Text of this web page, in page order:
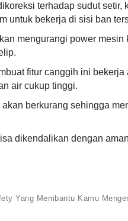
terhadap sudut setir,
untuk bekerja di sisi ban
mengurangi power mesin
fitur canggih ini
air cukup tinggi.
berkurang sehingga
dikendalikan dengan
Yang Membantu Kamu